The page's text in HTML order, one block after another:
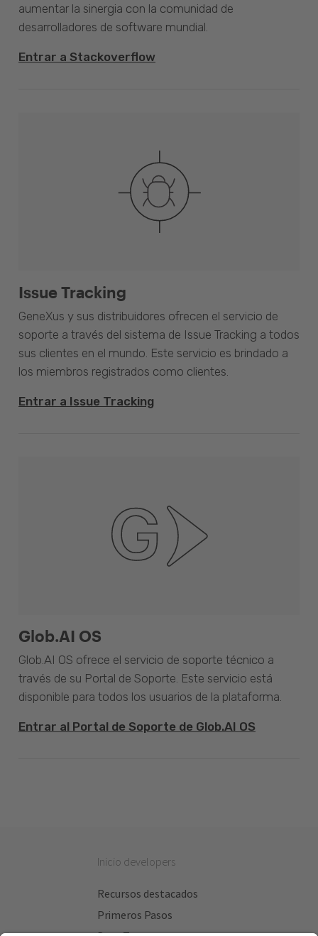
aumentar la sinergia con la comunidad de
desarrolladores de software mundial.
Entrar a Stackoverflow
Issue Tracking
GeneXus y sus distribuidores ofrecen el servicio de
soporte a través del sistema de Issue Tracking a todos
sus clientes en el mundo. Este servicio es brindado a
los miembros registrados como clientes.
Entrar a Issue Tracking
Glob.AI OS
Glob.AI OS ofrece el servicio de soporte técnico a
través de su Portal de Soporte. Este servicio está
disponible para todos los usuarios de la plataforma.
Entrar al Portal de Soporte de Glob.AI OS
Inicio developers
Recursos destacados
Primeros Pasos